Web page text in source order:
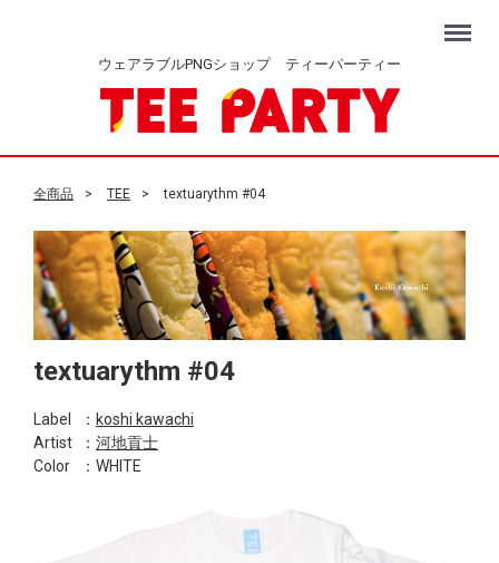
ウェアラブルPNGショップ ティーパーティー
Menu
全商品 TEE textuarythm #04
textuarythm #04
Label ： koshi kawachi
Artist
： 河地貢士
Color
：WHITE